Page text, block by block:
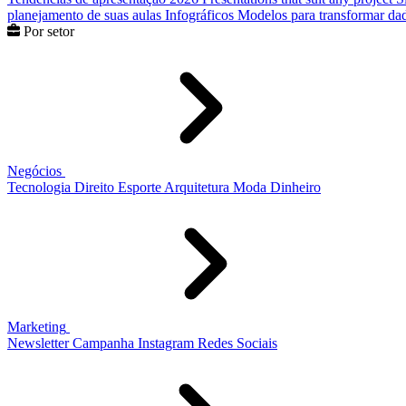
planejamento de suas aulas Infográficos Modelos para transformar
Por setor
Negócios
Tecnologia Direito Esporte Arquitetura Moda Dinheiro
Marketing
Newsletter Campanha Instagram Redes Sociais